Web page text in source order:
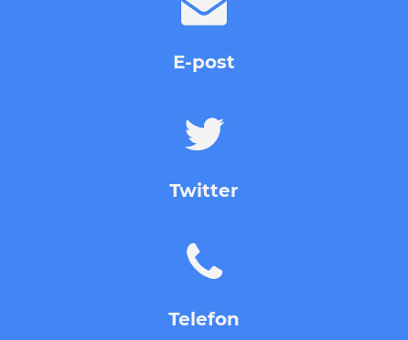
E-post
Twitter
Telefon